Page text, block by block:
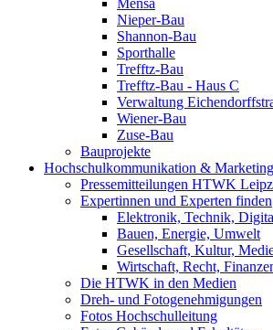
Nieper-Bau
Shannon-Bau
Sporthalle
Trefftz-Bau
Trefftz-Bau - Haus C
Verwaltung
Wiener-Bau
Zuse-Bau
Bauprojekte
Hochschulkommunikation & Marketing
Pressemitteilungen HTWK
Expertinnen und Experten finden
Elektronik, Technik,
Bauen, Energie, Umwelt
Gesellschaft, Kultur,
Wirtschaft, Recht,
Die HTWK in den Medien
Dreh- und Fotogenehmigungen
Fotos Hochschulleitung